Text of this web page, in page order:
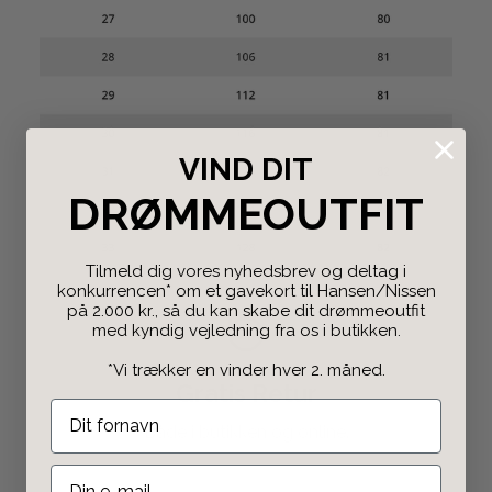
Gratis Retur
Både i butikken og
VIND DIT
DRØMMEOUTFIT
Tilmeld dig vores nyhedsbrev og deltag i
konkurrencen* om et gavekort til Hansen/Nissen
på 2.000 kr., så du kan skabe dit drømmeoutfit
med kyndig vejledning fra os i butikken.
*Vi trækker en vinder hver 2. måned.